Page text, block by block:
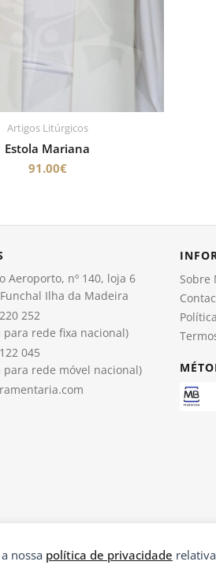
nossa política de privacidade
Artigos Litúrgicos
Estola Mariana
91.00€
Aeroporto, nº 140, loja 6
Ilha da Madeira
252
para rede fixa nacional)
045
para rede móvel nacional)
Sobre
© 2026 Paramentaria |